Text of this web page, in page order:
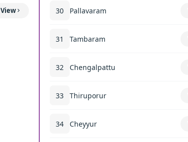
View 30 Pallavaram
31 Tambaram
32 Chengalpattu
33 Thiruporur
34 Cheyyur